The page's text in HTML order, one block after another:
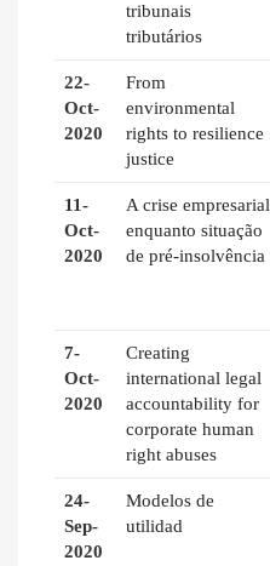
tribunais
tributários
22-
Oct-
2020
From
environmental
rights to resilience
justice
11-
Oct-
2020
A crise empresarial
enquanto situação
de pré-insolvência
7-
Oct-
2020
Creating
international legal
accountability for
corporate human
right abuses
24-
Sep-
2020
Modelos de
utilidad